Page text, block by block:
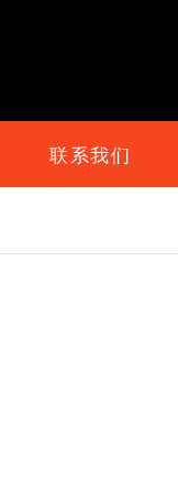
联系我们